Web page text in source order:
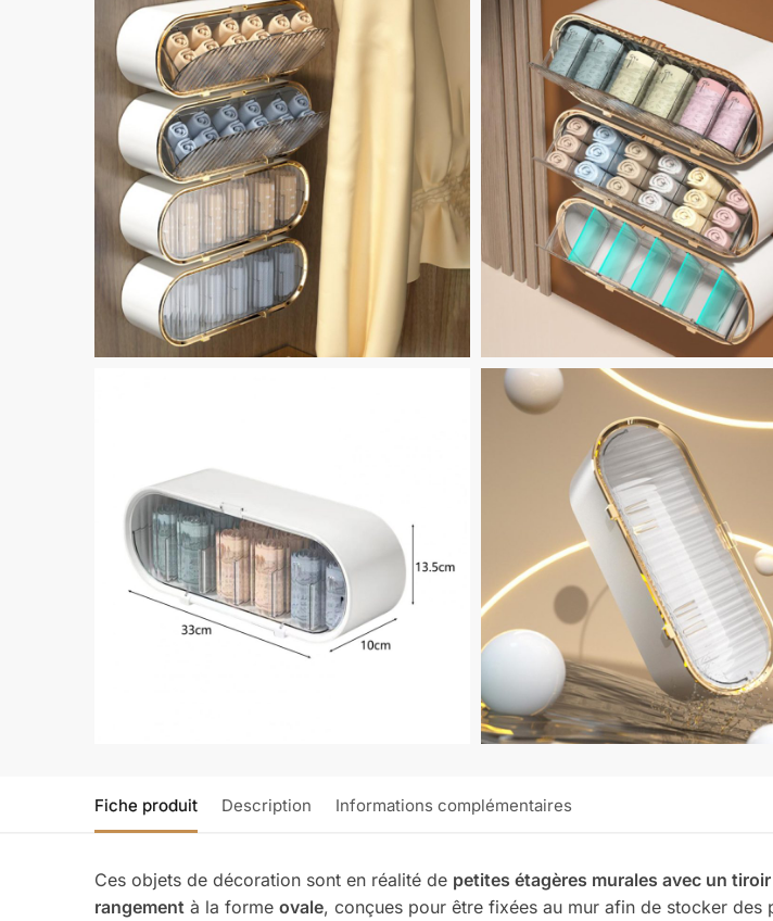
Fiche produit Description Informations complémentaires
Ces objets de décoration sont en réalité de petites étagères murales avec un tiroir
rangement à la formeovale, conçues pour être fixées au mur afin de stocker